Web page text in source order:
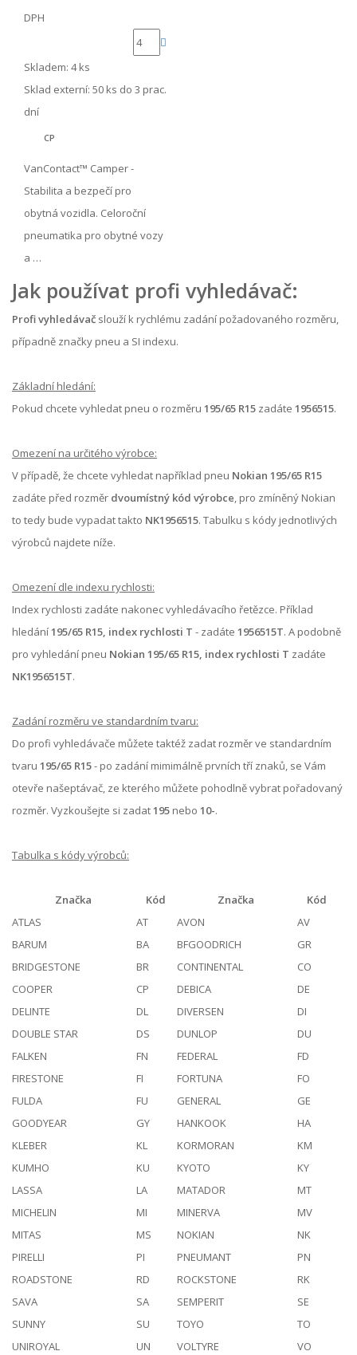
DPH
Skladem: 4 ks
Sklad externí: 50 ks do 3 prac.
dní
CP
VanContact™ Camper -
Stabilita a bezpečí pro
obytná vozidla. Celoroční
pneumatika pro obytné vozy
a …
Jak používat profi vyhledávač:
Profi vyhledávač slouží k rychlému zadání požadovaného rozměru,
případně značky pneu a SI indexu.
Základní hledání:
Pokud chcete vyhledat pneu o rozměru 195/65 R15 zadáte 1956515.
Omezení na určitého výrobce:
V případě, že chcete vyhledat například pneu Nokian 195/65 R15
zadáte před rozměr dvoumístný kód výrobce, pro zmíněný Nokian
to tedy bude vypadat takto NK1956515. Tabulku s kódy jednotlivých
výrobců najdete níže.
Omezení dle indexu rychlosti:
Index rychlosti zadáte nakonec vyhledávacího řetězce. Příklad
hledání195/65 R15, index rychlosti T - zadáte 1956515T. A podobně
pro vyhledání pneu Nokian 195/65 R15, index rychlosti T zadáte
NK1956515T.
Zadání rozměru ve standardním tvaru:
Do profi vyhledávače můžete taktéž zadat rozměr ve standardním
tvaru 195/65 R15- po zadání mimimálně prvních tří znaků, se Vám
otevře našeptávač, ze kterého můžete pohodlně vybrat pořadovaný
rozměr. Vyzkoušejte si zadat195 nebo 10-.
Tabulka s kódy výrobců:
Značka Kód Značka
Kód
ATLAS
AT AVON
AV
BARUM
BA BFGOODRICH
GR
BRIDGESTONE
BR CONTINENTAL
CO
COOPER
CP DEBICA
DE
DELINTE
DL DIVERSEN
DI
DOUBLE STAR
DS DUNLOP
DU
FALKEN
FN FEDERAL
FD
FIRESTONE
FI FORTUNA
FO
FULDA
FU GENERAL
GE
GOODYEAR
GY HANKOOK
HA
KLEBER
KL KORMORAN
KM
KUMHO
KU KYOTO
KY
LASSA
LA MATADOR
MT
MICHELIN
MI MINERVA
MV
MITAS
MS NOKIAN
NK
PIRELLI
PI PNEUMANT
PN
ROADSTONE
RD ROCKSTONE
RK
SAVA
SA SEMPERIT
SE
SUNNY
SU TOYO
TO
UNIROYAL
UN VOLTYRE
VO